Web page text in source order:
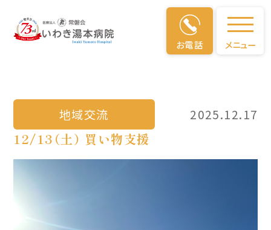
お電話 メニュー
地域交流
地域交流 2025.12.17
12/13（土） 買い物支援